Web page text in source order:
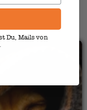
Du, Mails von